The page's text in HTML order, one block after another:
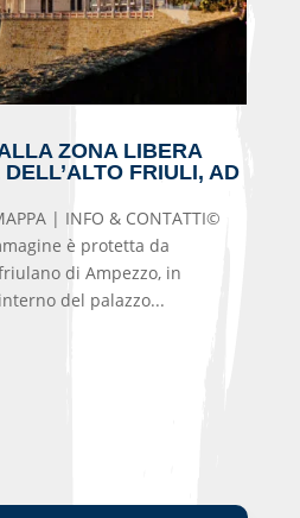
ZONA LIBERA
FRIULI, AD
| INFO & CONTATTI©
è protetta da
di Ampezzo, in
del palazzo...